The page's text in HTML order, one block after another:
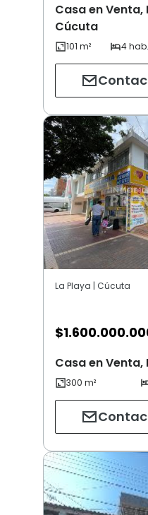
Casa en Venta,
Cúcuta
La Playa | Cúcuta
$
Casa en Venta,